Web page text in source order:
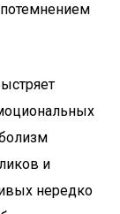
потемнением
и
нередко